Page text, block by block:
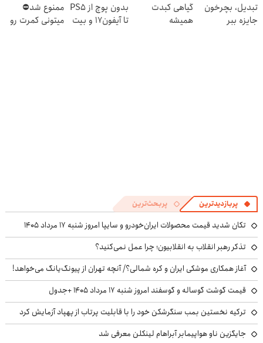
تبدیل، بچرخون
جایزه ببر
گیاهی کبدت
همیشه
بدون پوچ از PS5
تا آیفون17 و بیت
ممنوع شد⛔
میتونی کمرت رو
پربازدیدترین پربحث‌ترین
تکان شدید قیمت محصولات ایران‌خودرو و سایپا امروز شنبه ۱۷ مرداد ۱۴۰۵
تذکر رهبر انقلاب به انقلابیون؛ چرا عمل نمی‌کنید؟
آغاز همکاری موشکی ایران و کره شمالی؟/ آنچه تهران از پیونگ‌یانگ می‌خواهد!
قیمت گوشت گوساله و گوسفند امروز شنبه ۱۷ مرداد ۱۴۰۵ +جدول
ترکیه نخستین بمب سنگرشکن خود را با قابلیت پرتاب از پهپاد آزمایش کرد
جایگزین ناو هواپیمابر آبراهام لینکلن معرفی شد